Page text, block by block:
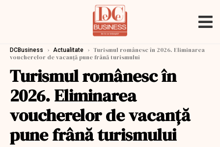
DCBusiness › Actualitate › Turismul românesc în 2026. Eliminarea
voucherelor de vacanță pune frână turismului
Turismul românesc în
2026. Eliminarea
voucherelor de vacanță
pune frână turismului